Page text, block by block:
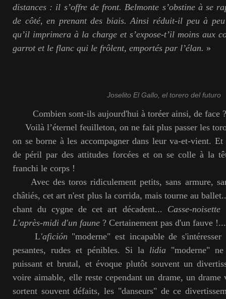
distances : il s’offre de front. Belmonte s’obstine à se
de côté, en prenant des biais. Ainsi réduit-il peu à
qu’il imprimera à la charge et s’expose-t’il moins aux
garrot et le flanc qui le frôlent, emportés par l’élan. »
Joselito El Gallo, el torero del futuro
Combien sont-ils aujourd'hui à toréer ainsi, de face ?
Voilà l’éternel feuilleton, on ne fait plus passer les
on se borne à les accompagner dans leur va-et-vient. Et
de péril par des attitudes forcées et on se colle à la
franchi le corps !
Avec des toros ridiculement petits, sans armure,
châtiés, cet art n'est plus la corrida, mais tourne au
chant du cygne de cet art décadent... Casse-noisette
L'après-midi d'un faune ? Certainement pas d'un fauve !...
L'afición "moderne" est incapable de
pesantes, rudes et pénibles. Si la lidia "moderne"
puissant et brutal, et évoque plutôt souvent un
voire aimable, elle reste cependant un drame, un
sortent souvent défaits, les "danseurs" de ce